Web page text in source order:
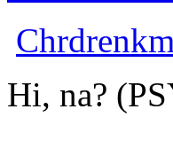
Hi, na?